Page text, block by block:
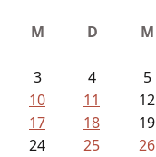
M D M
3
4 5
10
11 12
17
18 19
24
25 26